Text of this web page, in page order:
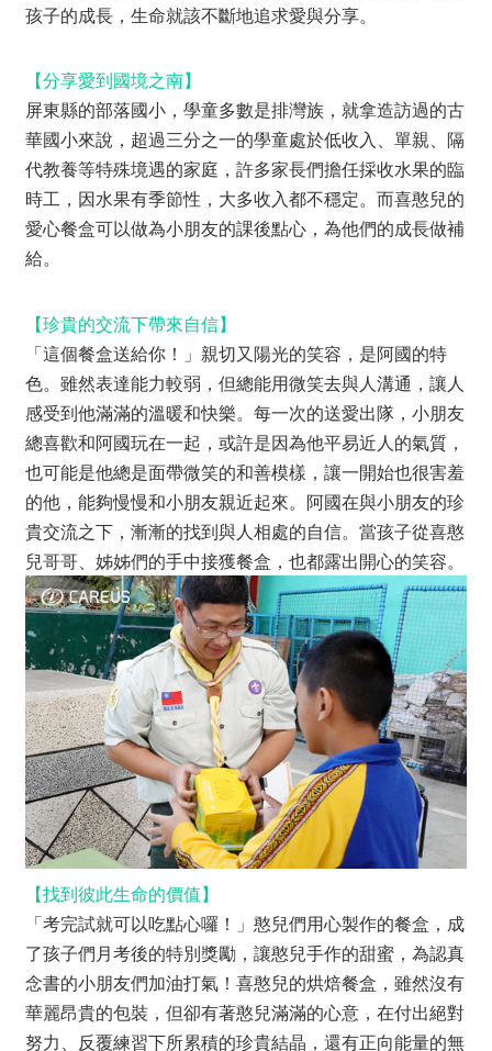
孩子的成長，生命就該不斷地追求愛與分享。
【分享愛到國境之南】
屏東縣的部落國小，學童多數是排灣族，就拿造訪過的古
華國小來說，超過三分之一的學童處於低收入、單親、隔
代教養等特殊境遇的家庭，許多家長們擔任採收水果的臨
時工，因水果有季節性，大多收入都不穩定。而喜憨兒的
愛心餐盒可以做為小朋友的課後點心，為他們的成長做補
給。
【珍貴的交流下帶來自信】
「這個餐盒送給你！」親切又陽光的笑容，是阿國的特
色。雖然表達能力較弱，但總能用微笑去與人溝通，讓人
感受到他滿滿的溫暖和快樂。每一次的送愛出隊，小朋友
總喜歡和阿國玩在一起，或許是因為他平易近人的氣質，
也可能是他總是面帶微笑的和善模樣，讓一開始也很害羞
的他，能夠慢慢和小朋友親近起來。阿國在與小朋友的珍
貴交流之下，漸漸的找到與人相處的自信。當孩子從喜憨
兒哥哥、姊姊們的手中接獲餐盒，也都露出開心的笑容。
【找到彼此生命的價值】
「考完試就可以吃點心囉！」憨兒們用心製作的餐盒，成
了孩子們月考後的特別獎勵，讓憨兒手作的甜蜜，為認真
念書的小朋友們加油打氣！喜憨兒的烘焙餐盒，雖然沒有
華麗昂貴的包裝，但卻有著憨兒滿滿的心意，在付出絕對
努力、反覆練習下所累積的珍貴結晶，還有正向能量的無